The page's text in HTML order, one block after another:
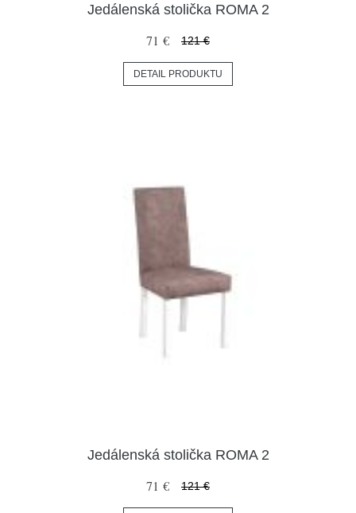
Jedálenská stolička ROMA 2
71 € 121 €
DETAIL PRODUKTU
Jedálenská stolička ROMA 2
71 € 121 €